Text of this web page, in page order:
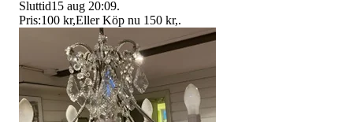
Sluttid15 aug 20:09.
Pris:100 kr,Eller Köp nu 150 kr,.